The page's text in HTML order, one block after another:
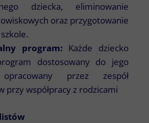
dziecka, eliminowanie
oraz przygotowanie
program: Każde dziecko
dostosowany do jego
przez zespół
przy współpracy z rodzicami